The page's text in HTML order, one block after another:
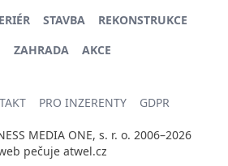
STAVBA
REKONSTRUKCE
ZAHRADA
AKCE
PRO INZERENTY GDPR
MEDIA ONE, s. r. o. 2006–2026